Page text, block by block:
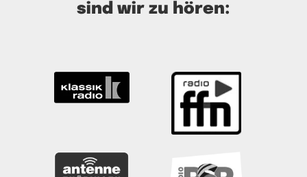
sind wir zu hören: